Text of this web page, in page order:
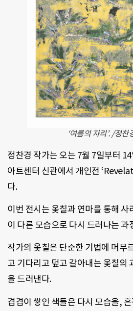
‘여름의 자리’. /정찬
정찬경 작가는 오는 7월 7일부터
아트센터 신관에서 개인전
다.
이번 전시는 옻칠과 연마를 통해 사
이 다른 모습으로 다시 드러나는 과
작가의 옻칠은 단순한 기법에 머무
고 기다리고 덮고 갈아내는 옻칠의
을 드러낸다.
겹겹이 쌓인 색들은 다시 모습을,